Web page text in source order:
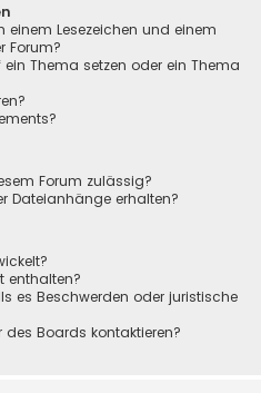
einem Lesezeichen und einem
Forum?
Thema setzen oder ein Thema
Forum zulässig?
Dateianhänge erhalten?
enthalten?
es Beschwerden oder juristische
Boards kontaktieren?